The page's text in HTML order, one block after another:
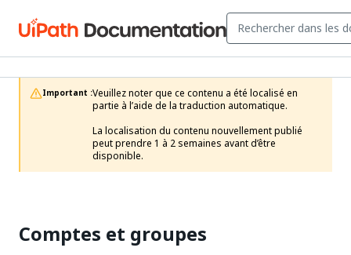
Important :Veuillez noter que ce contenu a été localisé en
partie à l’aide de la traduction automatique.
La localisation du contenu nouvellement publié
peut prendre 1 à 2 semaines avant d’être
disponible.
Comptes et groupes